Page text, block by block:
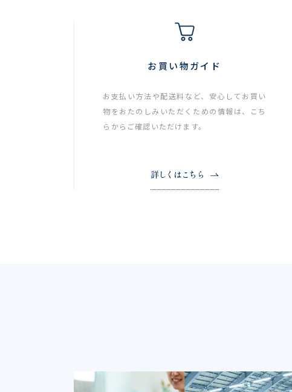
お買い物ガイド
お支払い方法や配送料など、安心してお買い
物をおたのしみいただくための情報は、こち
らからご確認いただけます。
詳しくはこちら